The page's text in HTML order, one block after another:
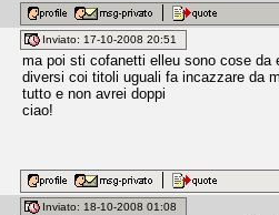
Inviato: 17-10-2008 20:51
ma poi sti cofanetti elleu sono cose da
diversi coi titoli uguali fa incazzare da
tutto e non avrei doppi
ciao!
Inviato: 18-10-2008 01:08